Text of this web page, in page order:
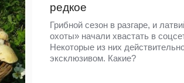
редкое
Грибной сезон в разгаре, и
охоты» начали хвастать в
Некоторые из них
эксклюзивом. Какие?